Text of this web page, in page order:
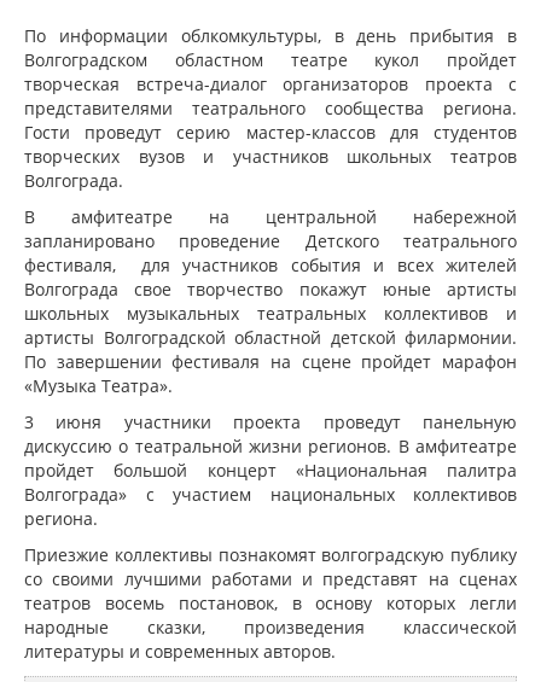
По информации облкомкультуры, в день прибытия в
Волгоградском областном театре кукол пройдет
творческая встреча-диалог организаторов проекта с
представителями театрального сообщества региона.
Гости проведут серию мастер-классов для студентов
творческих вузов и участников школьных театров
Волгограда.
В амфитеатре на центральной набережной
запланировано проведение Детского театрального
фестиваля, для участников события и всех жителей
Волгограда свое творчество покажут юные артисты
школьных музыкальных театральных коллективов и
артисты Волгоградской областной детской филармонии.
По завершении фестиваля на сцене пройдет марафон
«Музыка Театра».
3 июня участники проекта проведут панельную
дискуссию о театральной жизни регионов. В амфитеатре
пройдет большой концерт «Национальная палитра
Волгограда» с участием национальных коллективов
региона.
Приезжие коллективы познакомят волгоградскую публику
со своими лучшими работами и представят на сценах
театров восемь постановок, в основу которых легли
народные сказки, произведения классической
литературы и современных авторов.